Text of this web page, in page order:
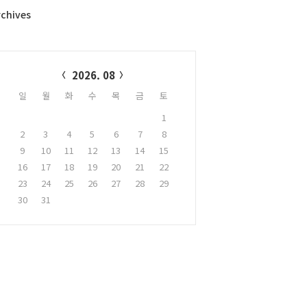
2026. 08
일 월 화 수 목 금
토
1
2
3 4 5 6 7
8
9
10 11 12 13 14
15
16
17 18 19 20 21
22
23
24 25 26 27 28
29
30
31